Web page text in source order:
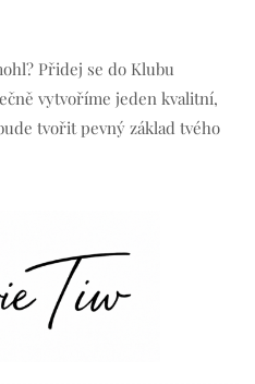
Přidej se do Klubu
vytvoříme jeden kvalitní,
tvořit pevný základ tvého